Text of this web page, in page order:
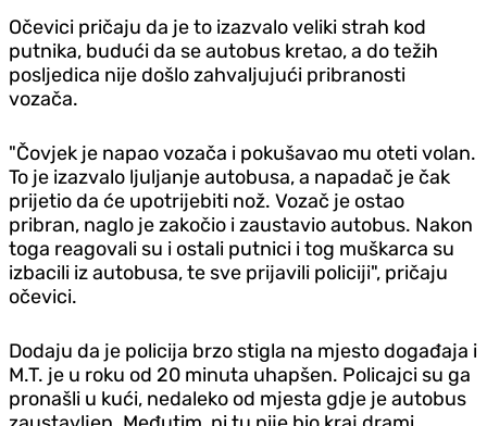
Očevici pričaju da je to izazvalo veliki strah kod
putnika, budući da se autobus kretao, a do težih
posljedica nije došlo zahvaljujući pribranosti
vozača.
"Čovjek je napao vozača i pokušavao mu oteti volan.
To je izazvalo ljuljanje autobusa, a napadač je čak
prijetio da će upotrijebiti nož. Vozač je ostao
pribran, naglo je zakočio i zaustavio autobus. Nakon
toga reagovali su i ostali putnici i tog muškarca su
izbacili iz autobusa, te sve prijavili policiji", pričaju
očevici.
Dodaju da je policija brzo stigla na mjesto događaja i
M.T. je u roku od 20 minuta uhapšen. Policajci su ga
pronašli u kući, nedaleko od mjesta gdje je autobus